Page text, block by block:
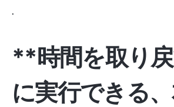
.
**時間を取り
に実行できる